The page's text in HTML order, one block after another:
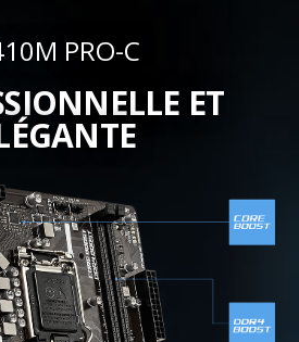
PRO-C
ET